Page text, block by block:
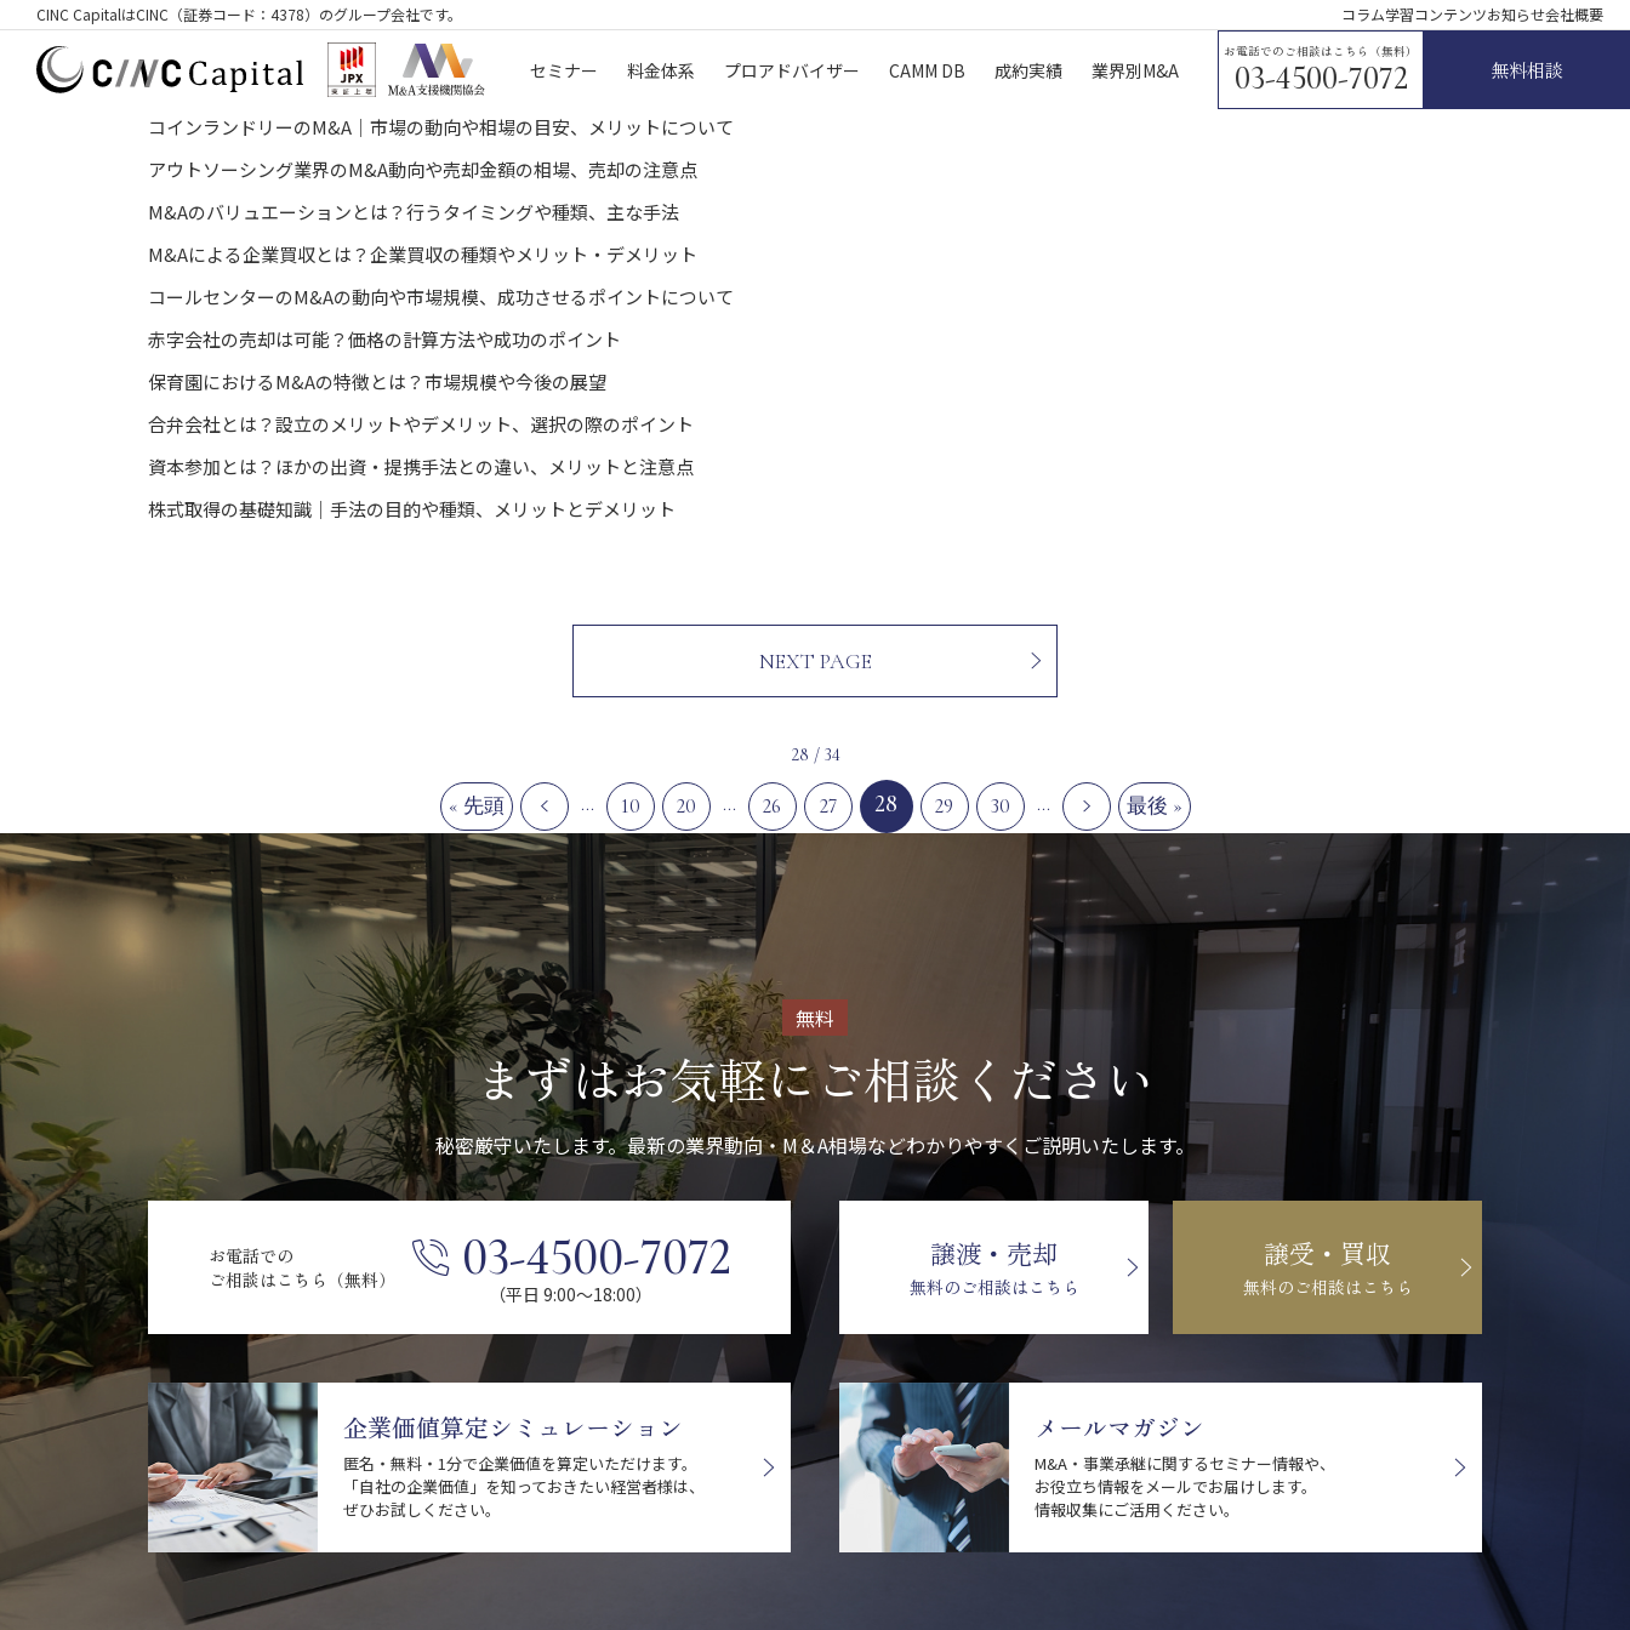
CINC CapitalはCINC（証券コード：4378）のグループ会社です。 コラム学習コンテンツお知らせ会社概要
セミナー 料金体系 プロアドバイザー CAMM DB 成約実績 業界別M&A
お電話でのご相談はこちら（無料）
03-4500-7072 無料相談
コインランドリーのM&A│市場の動向や相場の目安、メリットについて
アウトソーシング業界のM&A動向や売却金額の相場、売却の注意点
M&Aのバリュエーションとは？行うタイミングや種類、主な手法
M&Aによる企業買収とは？企業買収の種類やメリット・デメリット
コールセンターのM&Aの動向や市場規模、成功させるポイントについて
赤字会社の売却は可能？価格の計算方法や成功のポイント
保育園におけるM&Aの特徴とは？市場規模や今後の展望
合弁会社とは？設立のメリットやデメリット、選択の際のポイント
資本参加とは？ほかの出資・提携手法との違い、メリットと注意点
株式取得の基礎知識｜手法の目的や種類、メリットとデメリット
NEXT PAGE
28 / 34
« 先頭 ... 10 20 ... 26 27 28 29 30 ... 最後 »
無料
まずはお気軽にご相談ください
秘密厳守いたします。最新の業界動向・M＆A相場などわかりやすくご説明いたします。
お電話での
ご相談はこちら（無料）
03-4500-7072
（平日 9:00〜18:00）
譲渡・売却
無料のご相談はこちら
譲受・買収
無料のご相談はこちら
企業価値算定シミュレーション
匿名・無料・1分で企業価値を算定いただけます。
「自社の企業価値」を知っておきたい経営者様は、
ぜひお試しください。
メールマガジン
M&A・事業承継に関するセミナー情報や、
お役立ち情報をメールでお届けします。
情報収集にご活用ください。